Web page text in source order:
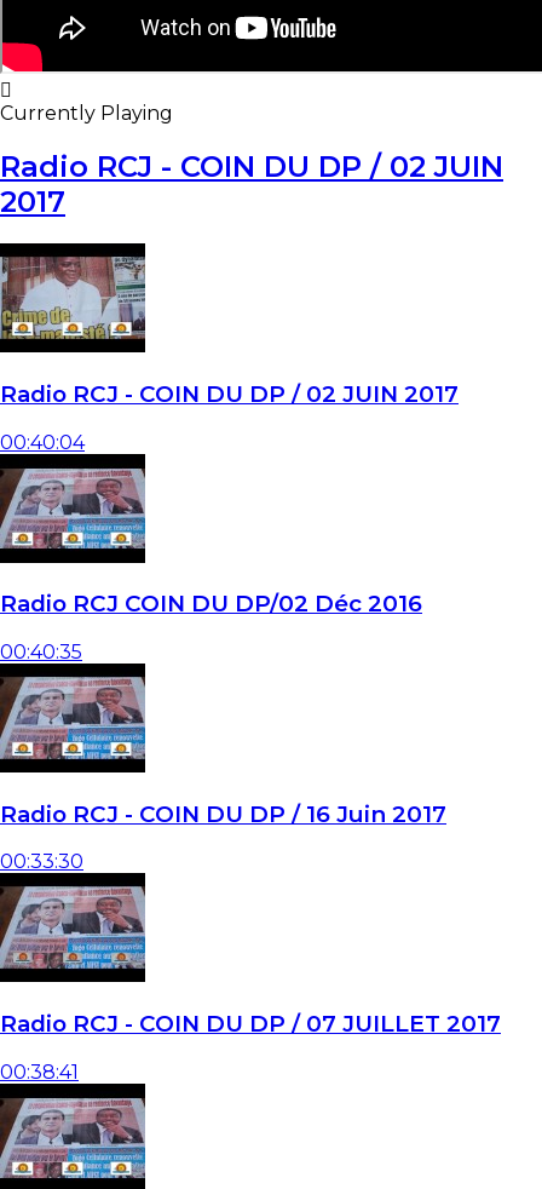
Currently Playing
Radio RCJ - COIN DU DP / 02 JUIN
2017
Radio RCJ - COIN DU DP / 02 JUIN 2017
00:40:04
Radio RCJ COIN DU DP/02 Déc 2016
00:40:35
Radio RCJ - COIN DU DP / 16 Juin 2017
00:33:30
Radio RCJ - COIN DU DP / 07 JUILLET 2017
00:38:41